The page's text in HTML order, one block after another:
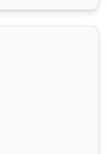
podporu